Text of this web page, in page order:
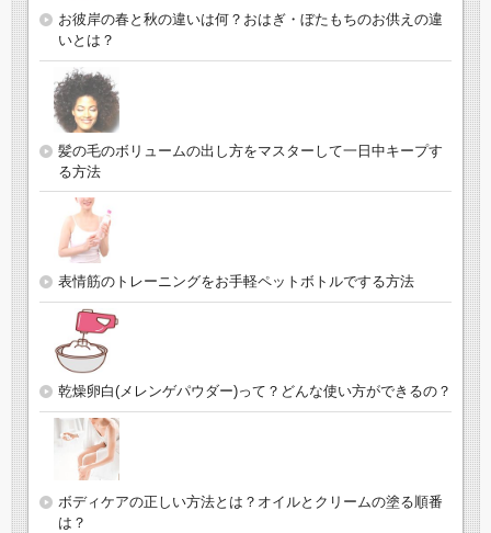
お彼岸の春と秋の違いは何？おはぎ・ぼたもちのお供えの違
いとは？
髪の毛のボリュームの出し方をマスターして一日中キープす
る方法
表情筋のトレーニングをお手軽ペットボトルでする方法
乾燥卵白(メレンゲパウダー)って？どんな使い方ができるの？
ボディケアの正しい方法とは？オイルとクリームの塗る順番
は？